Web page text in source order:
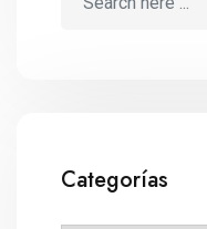
Categorías